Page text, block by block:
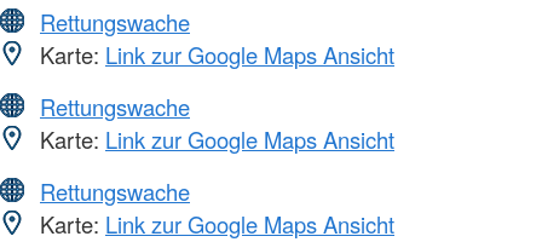
Rettungswache
Karte: Link zur Google Maps Ansicht
Rettungswache
Karte: Link zur Google Maps Ansicht
Rettungswache
Karte: Link zur Google Maps Ansicht